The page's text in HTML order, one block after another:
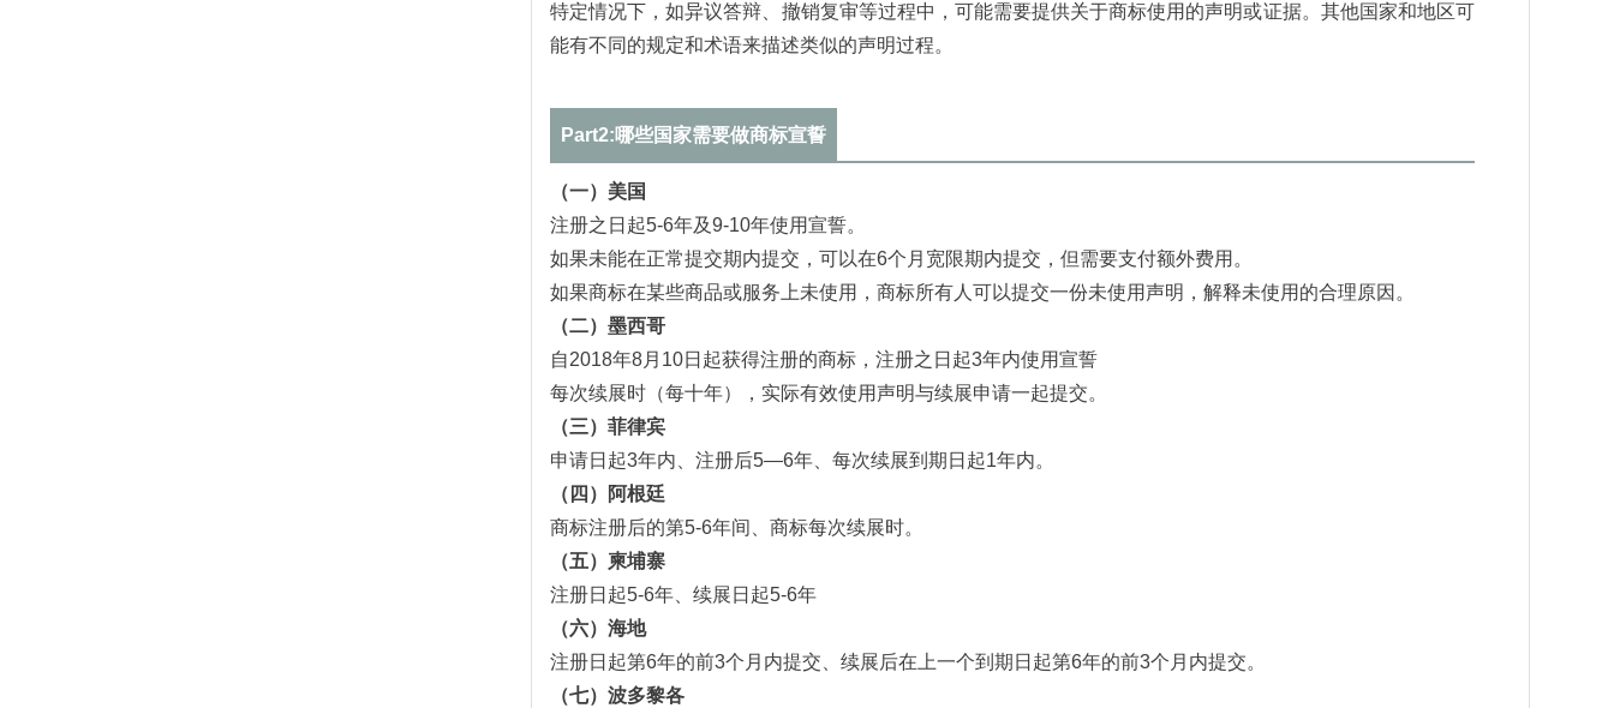
特定情况下，如异议答辩、撤销复审等过程中，可能需要提供关于商标使用的声明或证据‌。其他国家和地区可
能有不同的规定和术语来描述类似的声明过程。
Part2:哪些国家需要做商标宣誓
（一）美国
注册之日起5-6年及9-10年使用宣誓。
如果未能在正常提交期内提交，可以在6个月宽限期内提交，但需要支付额外费用。
如果商标在某些商品或服务上未使用，商标所有人可以提交一份未使用声明，解释未使用的合理原因。
（二）墨西哥
自2018年8月10日起获得注册的商标，注册之日起3年内使用宣誓
每次续展时（每十年），实际有效使用声明与续展申请一起提交。
（三）菲律宾
申请日起3年内、注册后5—6年、每次续展到期日起1年内。
（四）阿根廷
商标注册后的第5-6年间、商标每次续展时。
（五）柬埔寨
注册日起5-6年、续展日起5-6年
（六）海地
注册日起第6年的前3个月内提交、续展后在上一个到期日起第6年的前3个月内提交。
（七）波多黎各